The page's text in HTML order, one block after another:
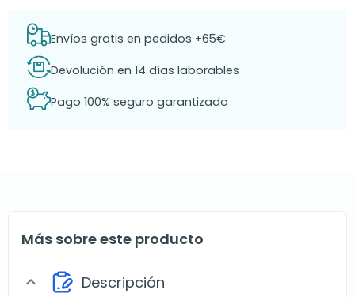
Envíos gratis en pedidos +65€
Devolución en 14 días laborables
Pago 100% seguro garantizado
Más sobre este producto
expand_more Descripción